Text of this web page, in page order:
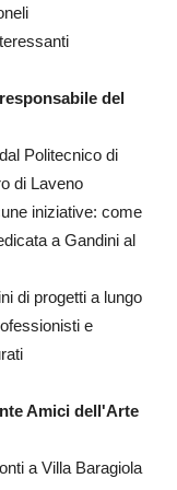
del
Politecnico di
di Laveno
iniziative: come
a Gandini al
di progetti a lungo
e
Amici dell'Arte
a Villa Baragiola